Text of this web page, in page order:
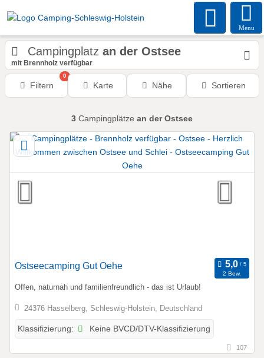
Menu
Campingplatz an der Ostsee
mit Brennholz verfügbar
Filtern
0
Karte Nähe Sortieren
3 Campingplätze an der Ostsee
Ostseecamping Gut Oehe
2 Bew.
Offen, naturnah und familienfreundlich - das ist Urlaub!
24376 Hasselberg, Schleswig-Holstein, Deutschland
Klassifizierung: Keine BVCD/DTV-Klassifizierung
107